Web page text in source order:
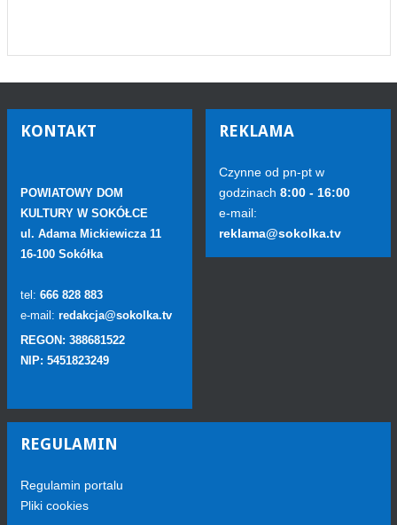
KONTAKT
POWIATOWY DOM
KULTURY W SOKÓŁCE
ul. Adama Mickiewicza 11
16-100 Sokółka
tel: 666 828 883
e-mail: redakcja@sokolka.tv
REGON: 388681522
NIP: 5451823249
REKLAMA
Czynne od pn-pt w
godzinach 8:00 - 16:00
e-mail:
reklama@sokolka.tv
REGULAMIN
Regulamin portalu
Pliki cookies